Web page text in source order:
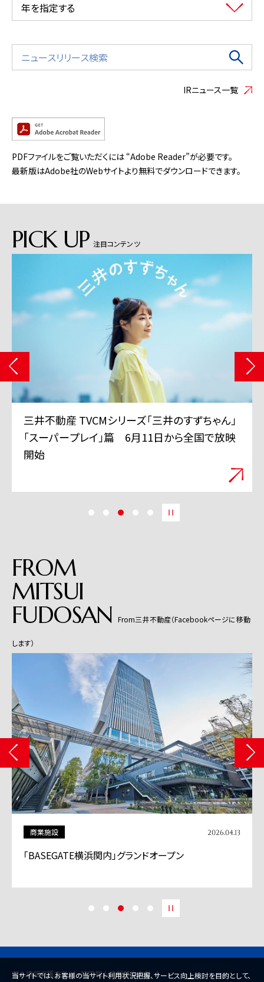
年を指定する
IRニュース一覧
PDFファイルをご覧いただくには “Adobe Reader”が必要です。
最新版はAdobe社のWebサイトより無料でダウンロードできます。
PICK UP 注目コンテンツ
三井不動産 TVCMシリーズ「三井のすずちゃん」
「スーパープレイ」篇 6月11日から全国で放映
開始
FROM
MITSUI
FUDOSAN From三井不動産（Facebookページに移動
します）
商業施設 2026.04.13
「BASEGATE横浜関内」グランドオープン
個人情報保護方針 特定個人情報基本方針
当サイトでは、お客様の当サイト利用状況把握、サービス向上検討を目的として、